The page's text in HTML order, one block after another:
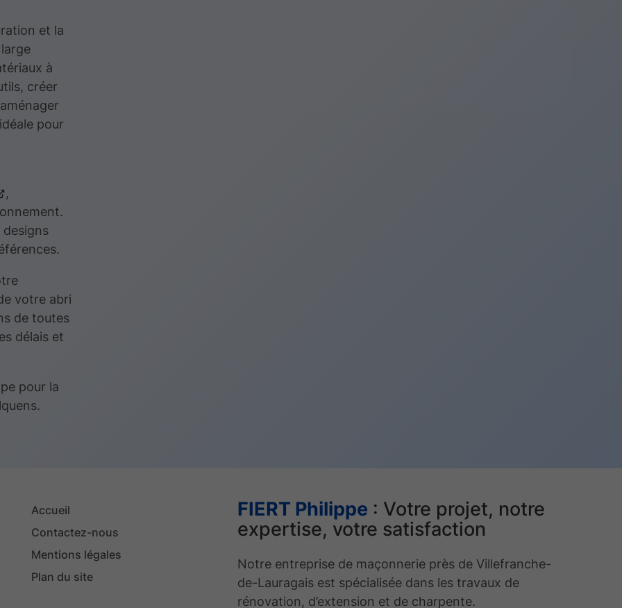
et la
à
créer
pour
,
votre abri
de toutes
délais et
pour la
Accueil
Contactez-nous
Mentions légales
Plan du site
FIERT Philippe : Votre projet, notre
expertise, votre satisfaction
Notre entreprise de maçonnerie près de Villefranche-
de-Lauragais est spécialisée dans les travaux de
rénovation, d’extension et de charpente.